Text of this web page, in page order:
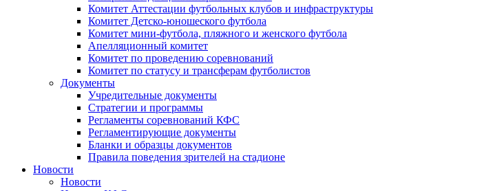
Комитет Аттестации футбольных клубов и инфраструктуры
Комитет Детско-юношеского футбола
Комитет мини-футбола, пляжного и женского футбола
Апелляционный комитет
Комитет по проведению соревнований
Комитет по статусу и трансферам футболистов
Документы
Учредительные документы
Стратегии и программы
Регламенты соревнований КФС
Регламентирующие документы
Бланки и образцы документов
Правила поведения зрителей на стадионе
Новости
Новости